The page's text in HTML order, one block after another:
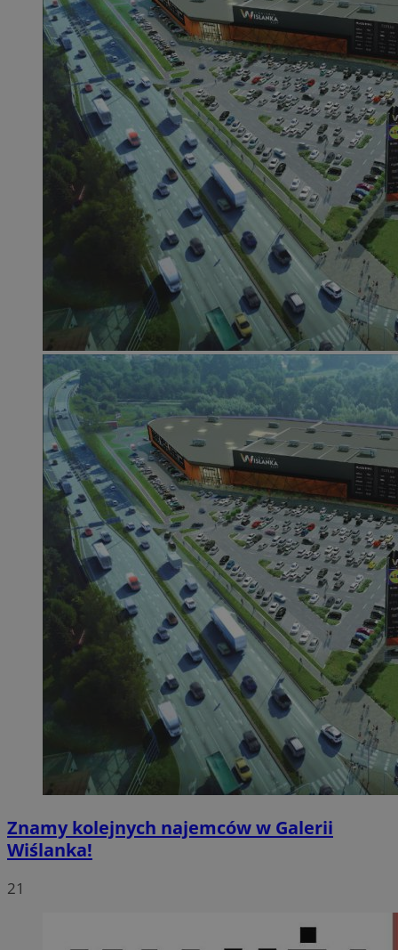
Znamy kolejnych najemców w Galerii
Wiślanka!
21